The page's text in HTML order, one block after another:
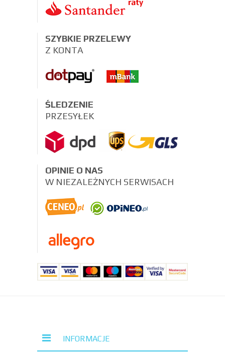
SZYBKIE PRZELEWY
Z KONTA
ŚLEDZENIE
PRZESYŁEK
OPINIE O NAS
W NIEZALEŻNYCH SERWISACH
INFORMACJE